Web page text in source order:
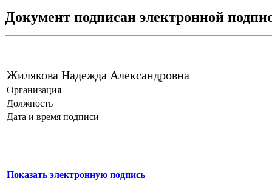
Документ подписан электронной
Жилякова Надежда Александровна
Организация
Должность
Дата и время подписи
Показать электронную подпись